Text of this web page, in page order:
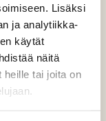
Lisäksi
ja analytiikka-
käytät
näitä
heille tai joita on